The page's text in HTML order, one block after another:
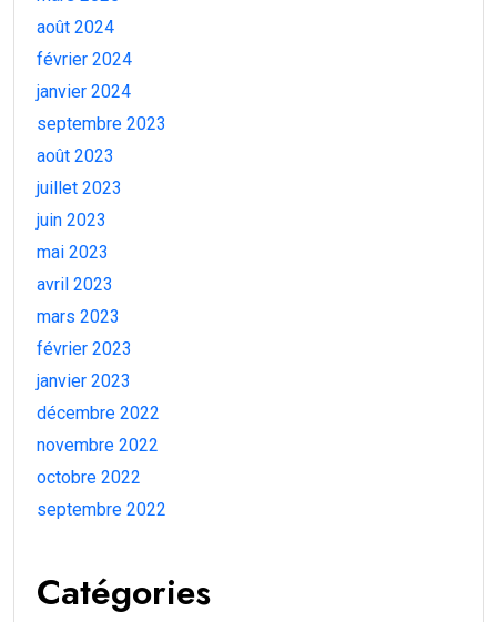
août 2024
février 2024
janvier 2024
septembre 2023
août 2023
juillet 2023
juin 2023
mai 2023
avril 2023
mars 2023
février 2023
janvier 2023
décembre 2022
novembre 2022
octobre 2022
septembre 2022
Catégories